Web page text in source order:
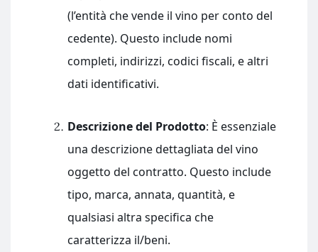
(l’entità che vende il vino per conto del
cedente). Questo include nomi
completi, indirizzi, codici fiscali, e altri
dati identificativi.
Descrizione del Prodotto: È essenziale
una descrizione dettagliata del vino
oggetto del contratto. Questo include
tipo, marca, annata, quantità, e
qualsiasi altra specifica che
caratterizza il/beni.